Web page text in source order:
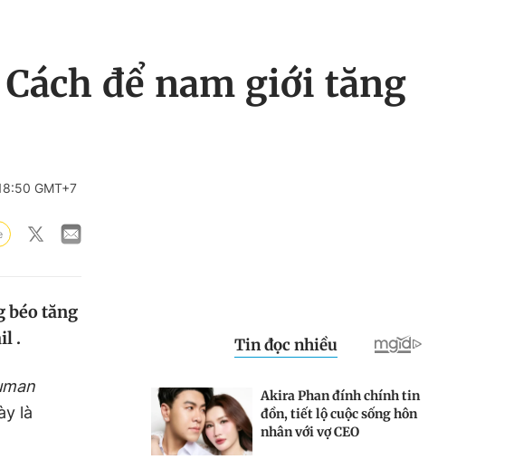
để nam giới tăng
GMT+7
béo tăng
.
là